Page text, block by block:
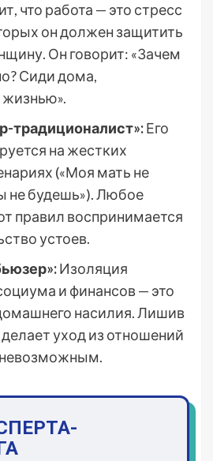
что работа — это стресс
он должен защитить
Он говорит: «Зачем
Сиди дома,
традиционалист»:Его
на жестких
(«Моя мать не
не будешь»). Любое
правил воспринимается
устоев.
Изоляция
и финансов — это
насилия. Лишив
уход из отношений